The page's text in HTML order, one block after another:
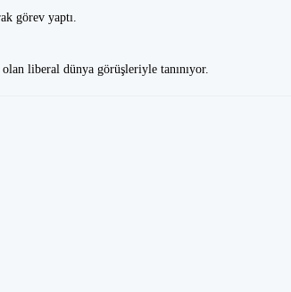
görev yaptı.
liberal dünya görüşleriyle tanınıyor.